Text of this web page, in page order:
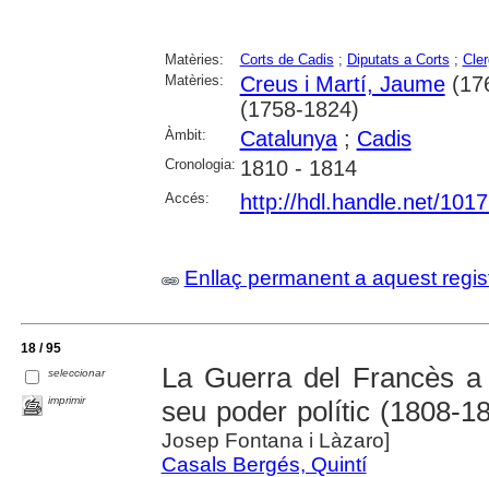
Matèries: Corts de Cadis ; Diputats a Corts ;
Matèries:
Creus i Martí, Jaume
(1758-1824)
Àmbit: Catalunya; Cadis
Cronologia: 1810 - 1814
Accés: http://hdl.handle.net/
Enllaç permanent a aquest
18 / 95
seleccionar
imprimir
La Guerra del Francès
seu poder polític (1808-
Josep Fontana i Làzaro]
Casals Bergés, Quintí